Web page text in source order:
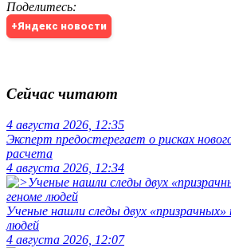
Поделитесь:
+Яндекс новости
Сейчас читают
4 августа 2026, 12:35
Эксперт предостерегает о рисках
расчета
4 августа 2026, 12:34
Ученые нашли следы двух «призрачных»
людей
4 августа 2026, 12:07